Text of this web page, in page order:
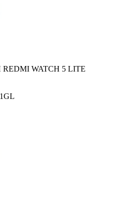
WATCH 5 LITE